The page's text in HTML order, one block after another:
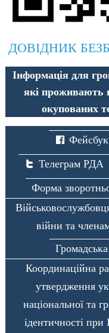
ДОВІДНИК
Інформація для
які проживають
окупованих
Телеграм РДА
Форма
війни та
Координаційна
утвердження
національної та
ідентичності при